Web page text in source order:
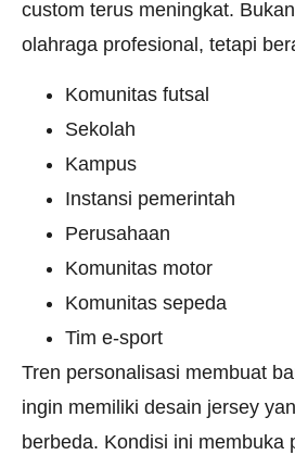
custom terus meningkat.
olahraga profesional, tetapi
Komunitas futsal
Sekolah
Kampus
Instansi pemerintah
Perusahaan
Komunitas motor
Komunitas sepeda
Tim e-sport
Tren personalisasi membuat
ingin memiliki desain jersey
berbeda. Kondisi ini membuka